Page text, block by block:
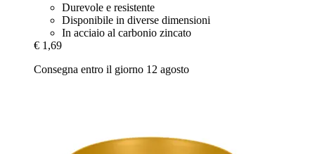
Durevole e resistente
Disponibile in diverse dimensioni
In acciaio al carbonio zincato
€ 1,69
Consegna entro il giorno 12 agosto